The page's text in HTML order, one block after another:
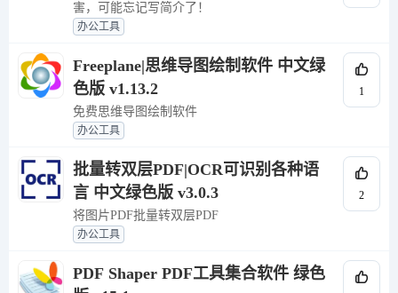
害，可能忘记写简介了！
办公工具
Freeplane|思维导图绘制软件 中文绿
色版 v1.13.2
免费思维导图绘制软件
办公工具
1
批量转双层PDF|OCR可识别各种语
言 中文绿色版 v3.0.3
将图片PDF批量转双层PDF
办公工具
2
PDF Shaper PDF工具集合软件 绿色